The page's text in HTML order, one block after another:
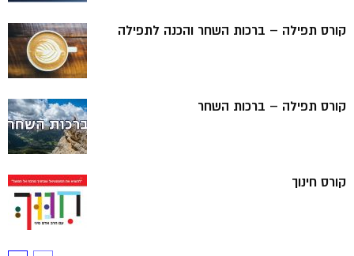
קורס תפילה – ברכות השחר והכנה לתפילה
קורס תפילה – ברכות השחר
קורס חינוך